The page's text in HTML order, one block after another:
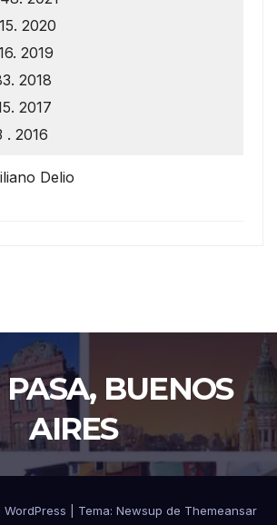
2020
2019
2018
2017
. 2016
Delio
BUENOS
AIRES
Tema: Newsup de Themeansar